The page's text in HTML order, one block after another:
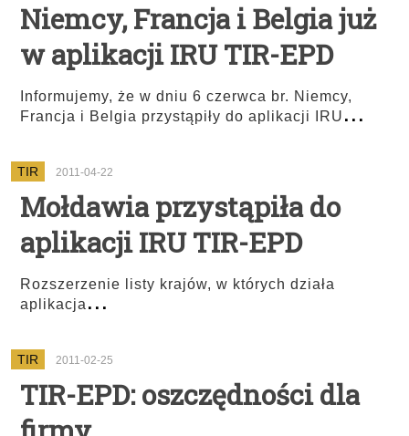
Niemcy, Francja i Belgia już
w aplikacji IRU TIR-EPD
Informujemy, że w dniu 6 czerwca br. Niemcy,
Francja i Belgia przystąpiły do aplikacji IRU...
TIR 2011-04-22
Mołdawia przystąpiła do
aplikacji IRU TIR-EPD
Rozszerzenie listy krajów, w których działa
aplikacja...
TIR 2011-02-25
TIR-EPD: oszczędności dla